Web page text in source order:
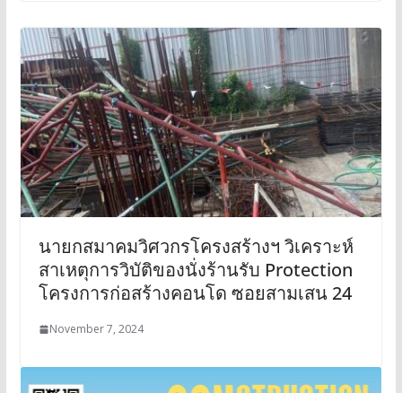
นายกสมาคมวิศวกรโครงสร้างฯ วิเคราะห์
สาเหตุการวิบัติของนั่งร้านรับ Protection
โครงการก่อสร้างคอนโด ซอยสามเสน 24
November 7, 2024